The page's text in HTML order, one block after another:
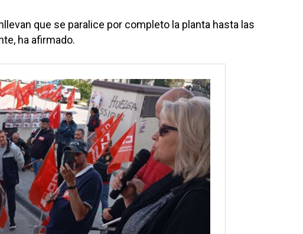
que se paralice por completo la planta hasta las
ha afirmado.